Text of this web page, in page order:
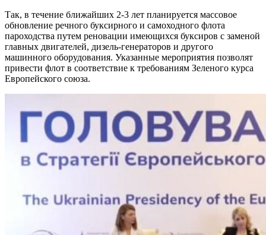
Так, в течение ближайших 2-3 лет планируется массовое
обновление речного буксирного и самоходного флота
пароходства путем реновации имеющихся буксиров с заменой
главных двигателей, дизель-генераторов и другого
машинного оборудования. Указанные мероприятия позволят
привести флот в соответствие к требованиям Зеленого курса
Европейского союза.